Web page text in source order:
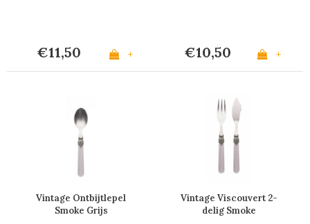
€11,50 + €10,50 +
Vintage Ontbijtlepel
Smoke Grijs
Vintage Viscouvert 2-
delig Smoke